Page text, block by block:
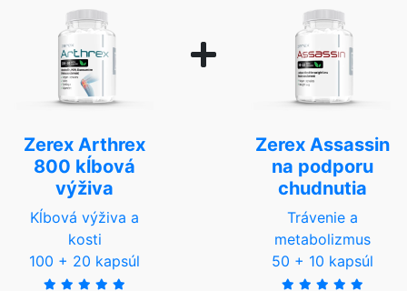
Zerex Arthrex
800 kĺbová
výživa
Kĺbová výživa a
kosti
100 + 20 kapsúl
Zerex Assassin
na podporu
chudnutia
Trávenie a
metabolizmus
50 + 10 kapsúl